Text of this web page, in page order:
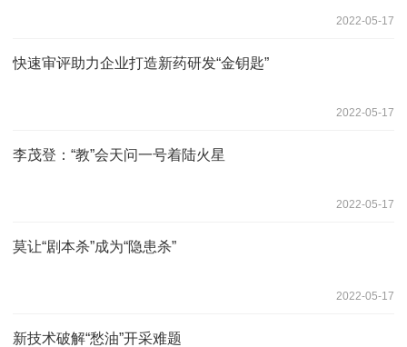
2022-05-17
快速审评助力企业打造新药研发“金钥匙”
2022-05-17
李茂登：“教”会天问一号着陆火星
2022-05-17
莫让“剧本杀”成为“隐患杀”
2022-05-17
新技术破解“愁油”开采难题